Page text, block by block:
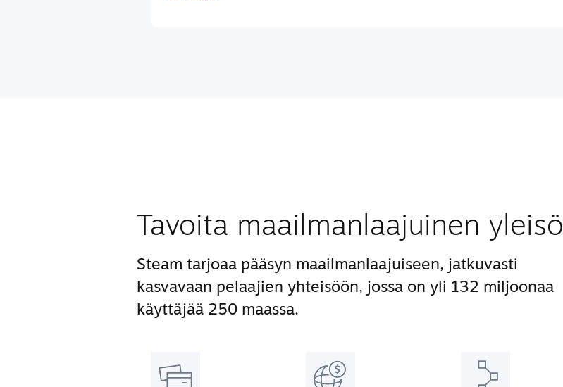
Tavoita maailmanlaajuinen yleisö
Steam tarjoaa pääsyn maailmanlaajuiseen, jatkuvasti
kasvavaan pelaajien yhteisöön, jossa on yli 132 miljoonaa
käyttäjää 250 maassa.